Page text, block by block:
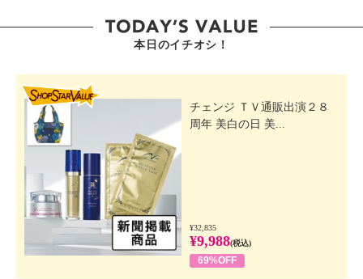
本日のイチオシ！
チェンジ ＴＶ通販出演２８
周年 美白の日 美...
¥32,835
¥9,988(税込)
69%OFF